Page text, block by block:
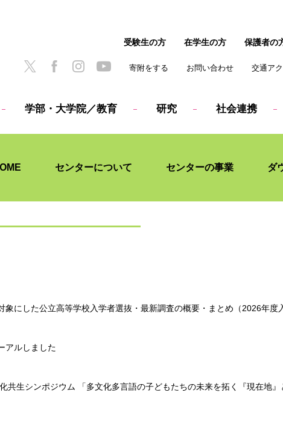
学部・大学院／教育 研究 社会連携
寄附をする お問い合わせ 交通ア
受験生の方 在学生の方 保護者の
センターについて センターの事業 ダ
象にした公立高等学校入学者選抜・最新調査の概要・まとめ（2026年度
アルしました
共生シンポジウム 「多文化多言語の子どもたちの未来を拓く『現在地